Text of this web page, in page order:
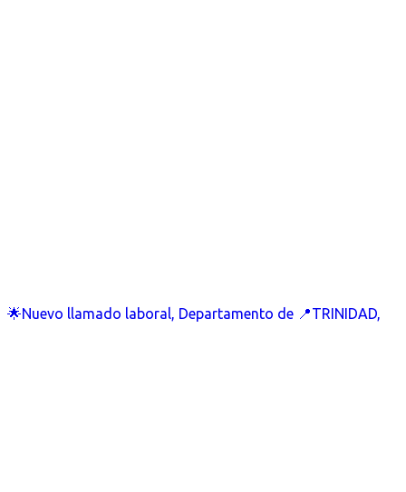
🌟Nuevo llamado laboral, Departamento de 📍TRINIDAD,